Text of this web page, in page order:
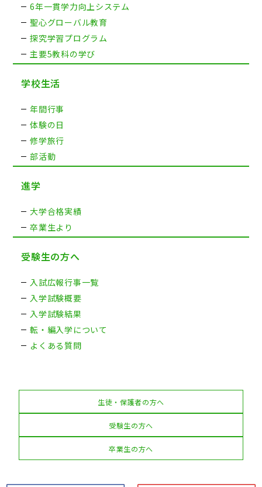
6年一貫学力向上システム
聖心グローバル教育
探究学習プログラム
主要5教科の学び
学校生活
年間行事
体験の日
修学旅行
部活動
進学
大学合格実績
卒業生より
受験生の方へ
入試広報行事一覧
入学試験概要
入学試験結果
転・編入学について
よくある質問
生徒・保護者の方へ
受験生の方へ
卒業生の方へ